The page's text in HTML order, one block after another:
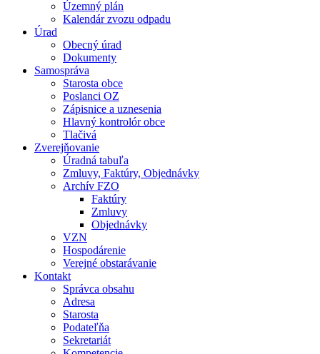
Územný plán
Kalendár zvozu odpadu
Úrad
Obecný úrad
Dokumenty
Samospráva
Starosta obce
Poslanci OZ
Zápisnice a uznesenia
Hlavný kontrolór obce
Tlačivá
Zverejňovanie
Úradná tabuľa
Zmluvy, Faktúry, Objednávky
Archív FZO
Faktúry
Zmluvy
Objednávky
VZN
Hospodárenie
Verejné obstarávanie
Kontakt
Správca obsahu
Adresa
Starosta
Podateľňa
Sekretariát